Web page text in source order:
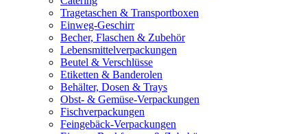
Tragetaschen & Transportboxen
Einweg-Geschirr
Becher, Flaschen & Zubehör
Lebensmittelverpackungen
Beutel & Verschlüsse
Etiketten & Banderolen
Behälter, Dosen & Trays
Obst- & Gemüse-Verpackungen
Fischverpackungen
Feingebäck-Verpackungen